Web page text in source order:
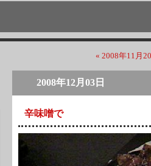
« 2008年11月
2008年12月03日
辛味噌で